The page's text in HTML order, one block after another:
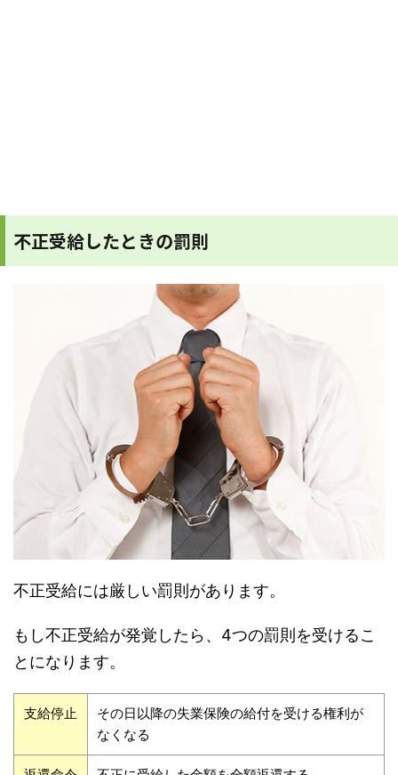
不正受給したときの罰則
不正受給には厳しい罰則があります。
もし不正受給が発覚したら、4つの罰則を受けるこ
とになります。
支給停止
その日以降の失業保険の給付を受ける権利が
なくなる